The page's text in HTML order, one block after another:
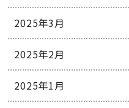
2025年3月
2025年2月
2025年1月